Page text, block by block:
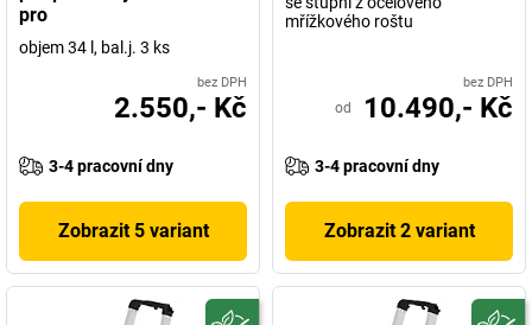
pro
objem 34 l, bal.j. 3 ks
bez DPH
2.550,- Kč
3-4 pracovní dny
Zobrazit 5 variant
mřížkového roštu
bez DPH
od 10.490,- Kč
3-4 pracovní dny
Zobrazit 2 variant